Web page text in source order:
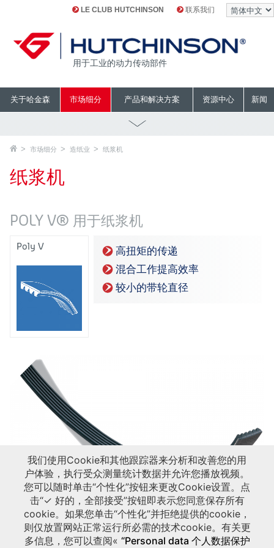
LE CLUB HUTCHINSON 联系我们
用于工业的动力传动部件
关于哈金森 市场细分 产品和解决方案 资源中心 新闻
市场细分 造纸业 纸浆机
纸浆机
POLY V® 用于纸浆机
Poly V
高扭矩的传递
混合工作提高效率
较小的带轮直径
成功案例
PAPER INDUSTRY - Pulper
Discover the Hutchinson adapted solution for your Pulper with the Poly V belt
benefits.
我们使用Cookie和其他跟踪器来分析和改善您的用
户体验，执行受众测量统计数据并允许您播放视频。
您可以随时单击“个性化”按钮来更改Cookie设置。点
击“✓ 好的，全部接受”按钮即表示您同意保存所有
cookie。如果您单击“个性化”并拒绝提供的cookie，
则仅放置网站正常运行所必需的技术cookie。有关更
多信息，您可以查阅« “Personal data 个人数据保护